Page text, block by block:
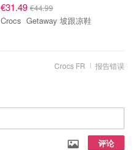
€31.49 €44.99
Crocs Getaway 坡跟凉鞋
报告错误
Crocs FR
评论